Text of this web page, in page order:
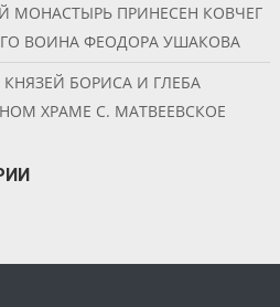
МОНАСТЫРЬ ПРИНЕСЕН КОВЧЕГ
ВОИНА ФЕОДОРА УШАКОВА
БОРИСА И ГЛЕБА
ХРАМЕ С. МАТВЕЕВСКОЕ